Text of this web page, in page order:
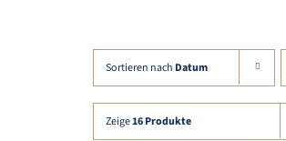
Sortieren nach Datum
Zeige16 Produkte